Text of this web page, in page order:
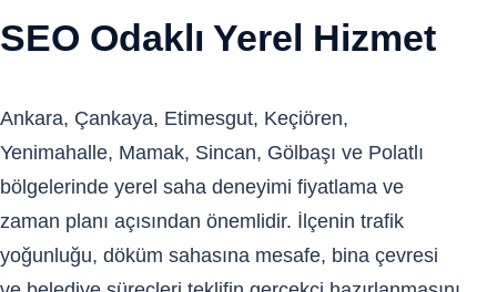
SEO Odaklı Yerel Hizmet
Ankara, Çankaya, Etimesgut, Keçiören,
Yenimahalle, Mamak, Sincan, Gölbaşı ve Polatlı
bölgelerinde yerel saha deneyimi fiyatlama ve
zaman planı açısından önemlidir. İlçenin trafik
yoğunluğu, döküm sahasına mesafe, bina çevresi